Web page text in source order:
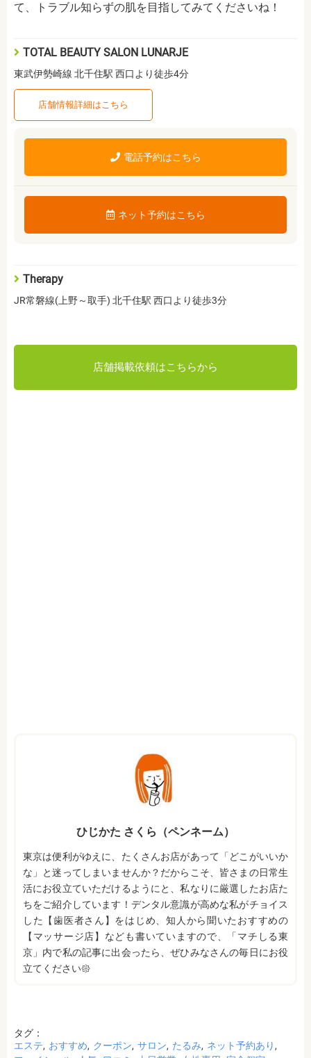
て、トラブル知らずの肌を目指してみてくださいね！
TOTAL BEAUTY SALON LUNARJE
東武伊勢崎線 北千住駅 西口より徒歩4分
店舗情報詳細はこちら
電話予約はこちら
ネット予約はこちら
Therapy
JR常磐線(上野～取手) 北千住駅 西口より徒歩3分
店舗掲載依頼はこちらから
ひじかた さくら（ペンネーム）
東京は便利がゆえに、たくさんお店があって「どこがいいか
な」と迷ってしまいませんか？だからこそ、皆さまの日常生
活にお役立ていただけるようにと、私なりに厳選したお店た
ちをご紹介しています！デンタル意識が高めな私がチョイス
した【歯医者さん】をはじめ、知人から聞いたおすすめの
【マッサージ店】なども書いていますので、「マチしる東
京」内で私の記事に出会ったら、ぜひみなさんの毎日にお役
立てください𑁍
タグ：
エステ
おすすめ クーポン サロン たるみ
ネット予約あり